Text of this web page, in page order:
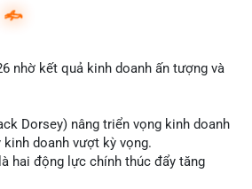
giá hiện tại, động thái này thiên về
mục đầu tư hoặc chuẩn bị thanh
đủ để gây biến động mạnh.
dịch lớn liên tiếp trong 24 giờ tới. Nếu
lên sàn, cần thận trọng trước nguy
động theo cảm xúc khi chưa xác
nhờ kết quả kinh doanh ấn tượng và
Dorsey) nâng triển vọng kinh doanh
doanh vượt kỳ vọng.
hai động lực chính thúc đẩy tăng